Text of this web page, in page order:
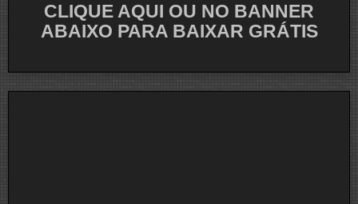
CLIQUE AQUI OU NO BANNER
ABAIXO PARA BAIXAR GRÁTIS